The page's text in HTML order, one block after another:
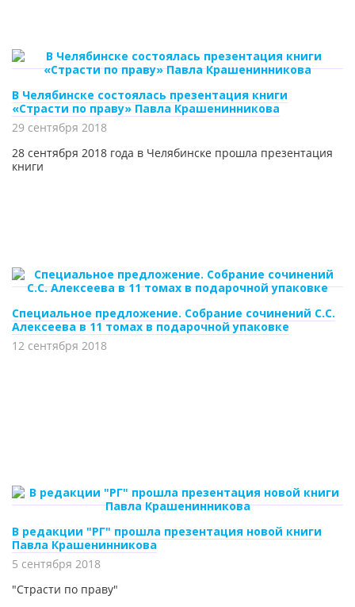
В Челябинске состоялась презентация книги
«Страсти по праву» Павла Крашенинникова
29 сентября 2018
28 сентября 2018 года в Челябинске прошла презентация
книги
Специальное предложение. Собрание сочинений С.С.
Алексеева в 11 томах в подарочной упаковке
12 сентября 2018
В редакции "РГ" прошла презентация новой книги
Павла Крашенинникова
5 сентября 2018
"Страсти по праву"